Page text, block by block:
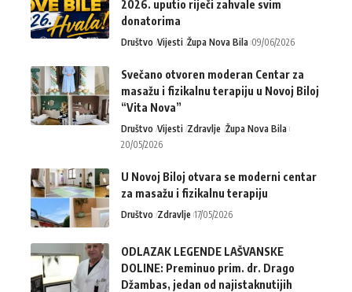
2026. uputio riječi zahvale svim
donatorima
Društvo Vijesti Župa Nova Bila 09/06/2026
Svečano otvoren moderan Centar za
masažu i fizikalnu terapiju u Novoj Biloj
“Vita Nova”
Društvo Vijesti Zdravlje Župa Nova Bila
20/05/2026
U Novoj Biloj otvara se moderni centar
za masažu i fizikalnu terapiju
Društvo Zdravlje 17/05/2026
ODLAZAK LEGENDE LAŠVANSKE
DOLINE: Preminuo prim. dr. Drago
Džambas, jedan od najistaknutijih